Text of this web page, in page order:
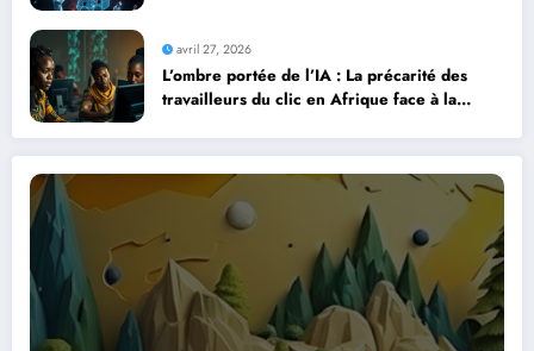
avril 27, 2026
L’ombre portée de l’IA : La précarité des
travailleurs du clic en Afrique face à la